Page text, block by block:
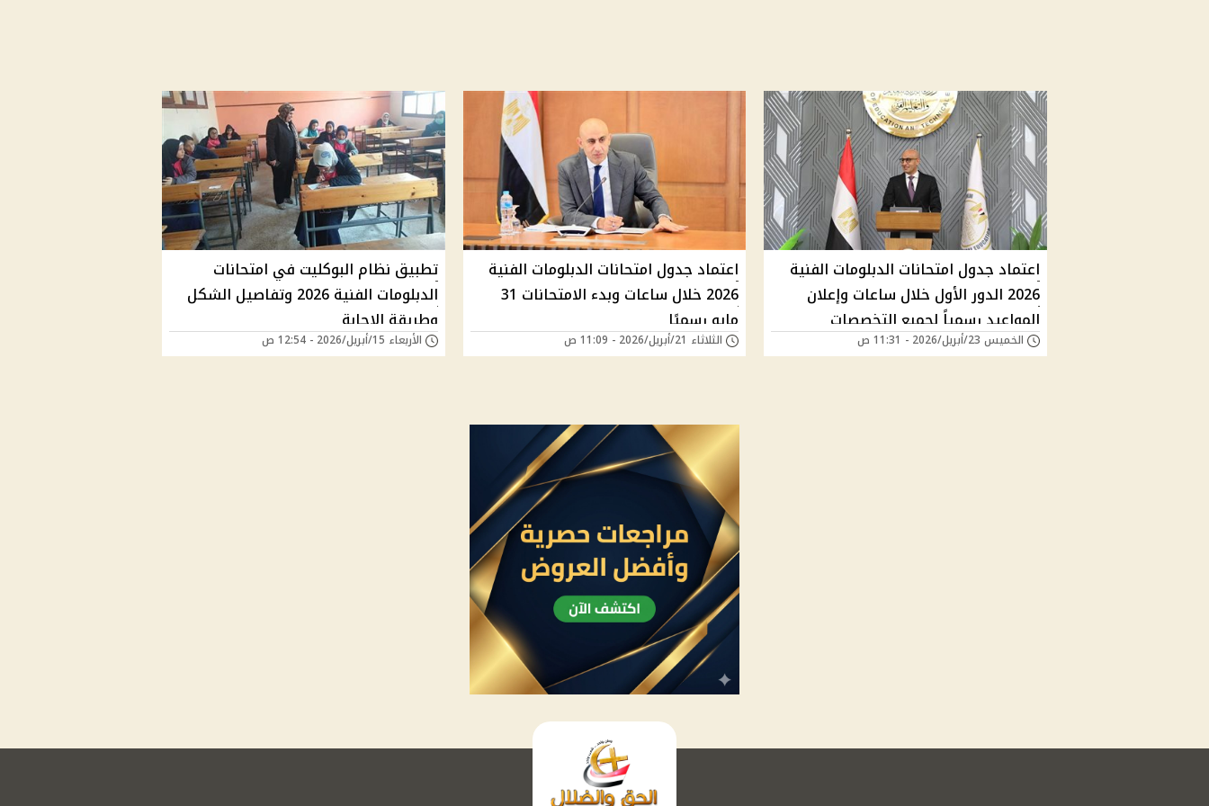
اعتماد جدول امتحانات الدبلومات الفنية
2026 الدور الأول خلال ساعات وإعلان
المواعيد رسمياً لجميع التخصصات
الخميس 23/أبريل/2026 - 11:31 ص
اعتماد جدول امتحانات الدبلومات الفنية
2026 خلال ساعات وبدء الامتحانات 31
مايو رسميًا
الثلاثاء 21/أبريل/2026 - 11:09 ص
تطبيق نظام البوكليت في امتحانات
الدبلومات الفنية 2026 وتفاصيل الشكل
وطريقة الإجابة
الأربعاء 15/أبريل/2026 - 12:54 ص